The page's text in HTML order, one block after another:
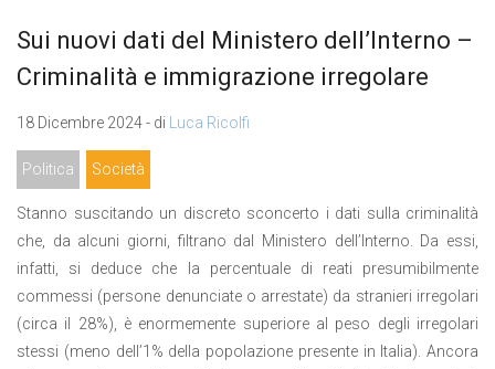
Sui nuovi dati del Ministero dell’Interno –
Criminalità e immigrazione irregolare
18 Dicembre 2024 - di Luca Ricolfi
Politica Società
Stanno suscitando un discreto sconcerto i dati sulla criminalità
che, da alcuni giorni, filtrano dal Ministero dell’Interno. Da essi,
infatti, si deduce che la percentuale di reati presumibilmente
commessi (persone denunciate o arrestate) da stranieri irregolari
(circa il 28%), è enormemente superiore al peso degli irregolari
stessi (meno dell’1% della popolazione presente in Italia). Ancora